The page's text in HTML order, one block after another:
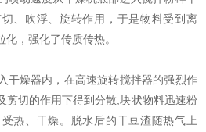
、吹浮、旋转作用，于是物料受到离
，强化了传质传热。
燥器内，在高速旋转搅拌器的强烈作
剪切的作用下得到分散,块状物料迅速粉
热、干燥。脱水后的干豆渣随热气上